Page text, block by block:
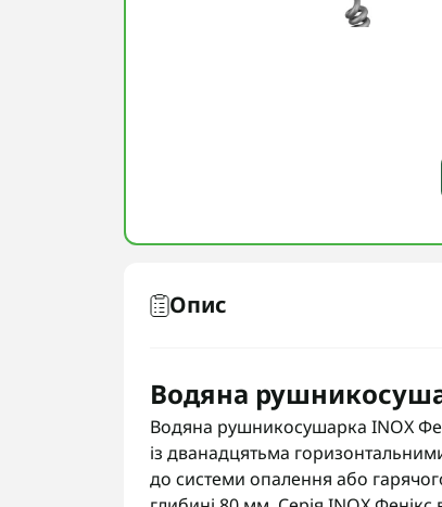
Опис
Водяна
Водяна рушникосушарка INOX
із дванадцятьма
до системи опалення або